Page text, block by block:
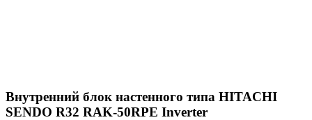
Внутренний блок настенного типа HITACHI
SENDO R32 RAK-50RPE Inverter